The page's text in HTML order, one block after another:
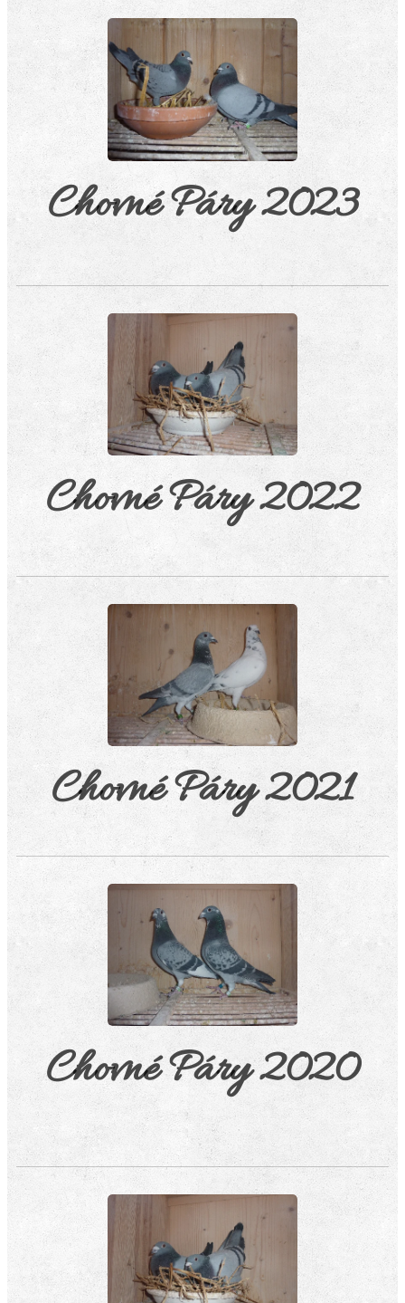
Chovné Páry 2023
Chovné Páry 2022
Chovné Páry 2021
Chovné Páry 2020